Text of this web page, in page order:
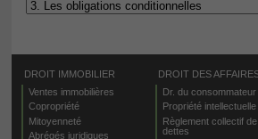
DROIT IMMOBILIER
Ventes immobilières
Copropriété
Mitoyenneté
Abrégés juridiques
DROIT DES
Dr. du consommateur
Propriété intellectuelle
Règlement collectif de
dettes